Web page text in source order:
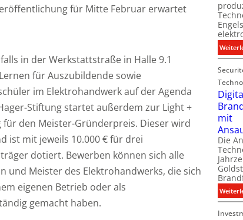
für Mitte Februar erwartet
in der Werkstattstraße in Halle 9.1
für Auszubildende sowie
im Elektrohandwerk auf der Agenda
Stiftung startet außerdem zur Light +
für den Meister-Gründerpreis. Dieser wird
ist mit jeweils 10.000 € für drei
dotiert. Bewerben können sich alle
und Meister des Elektrohandwerks, die sich
eigenen Betrieb oder als
gemacht haben.
i
k
t
a
t
mit
Die